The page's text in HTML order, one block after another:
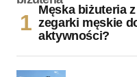
Męska biżuteria
zegarki męskie
aktywności?